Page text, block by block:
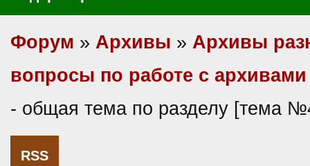
Форум » Архивы » Архивы
вопросы по работе с архивами
- общая тема по разделу [тема
RSS